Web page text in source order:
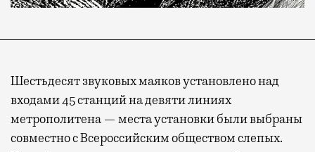
Шестьдесят звуковых маяков установлено над
входами 45 станций на девяти линиях
метрополитена — места установки были выбраны
совместно с Всероссийским обществом слепых.